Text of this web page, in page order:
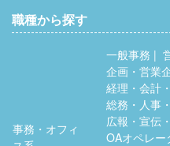
職種から探す
事務・オフィ
一般事務
企画・営業
経理・会計
総務・人事
広報・宣伝
OAオペレー